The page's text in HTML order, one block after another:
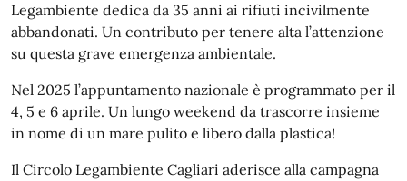
Legambiente dedica da 35 anni ai rifiuti incivilmente
abbandonati. Un contributo per tenere alta l’attenzione
su questa grave emergenza ambientale.
Nel 2025 l’appuntamento nazionale è programmato per il
4, 5 e 6 aprile. Un lungo weekend da trascorre insieme
in nome di un mare pulito e libero dalla plastica!
Il Circolo Legambiente Cagliari aderisce alla campagna